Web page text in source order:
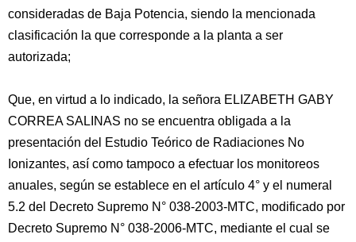
consideradas de Baja Potencia, siendo la mencionada
clasificación la que corresponde a la planta a ser
autorizada;
Que, en virtud a lo indicado, la señora ELIZABETH GABY
CORREA SALINAS no se encuentra obligada a la
presentación del Estudio Teórico de Radiaciones No
Ionizantes, así como tampoco a efectuar los monitoreos
anuales, según se establece en el artículo 4° y el numeral
5.2 del Decreto Supremo N° 038-2003-MTC, modificado por
Decreto Supremo N° 038-2006-MTC, mediante el cual se